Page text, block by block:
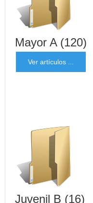
Mayor A (120)
Ver artículos ...
Juvenil B (16)